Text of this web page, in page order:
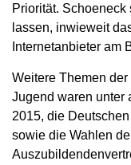
Priorität.
lassen, inwieweit
Internetanbieter am
Weitere Themen
Jugend waren unter
2015, die
sowie die Wahlen